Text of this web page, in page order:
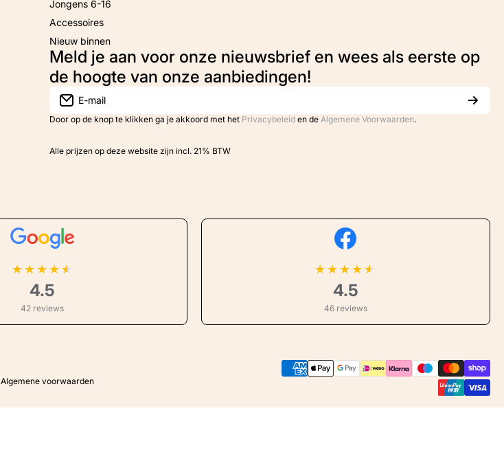
Jongens 6-16
Accessoires
Nieuw binnen
Meld je aan voor onze nieuwsbrief en wees als eerste op
de hoogte van onze aanbiedingen!
E-mail
Door op de knop te klikken ga je akkoord met het Privacybeleid en de Algemene Voorwaarden.
Alle prijzen op deze website zijn incl. 21% BTW
★★★★
4.5
42 reviews
★★★★
4.5
46 reviews
Algemene voorwaarden
Betaalmethoden